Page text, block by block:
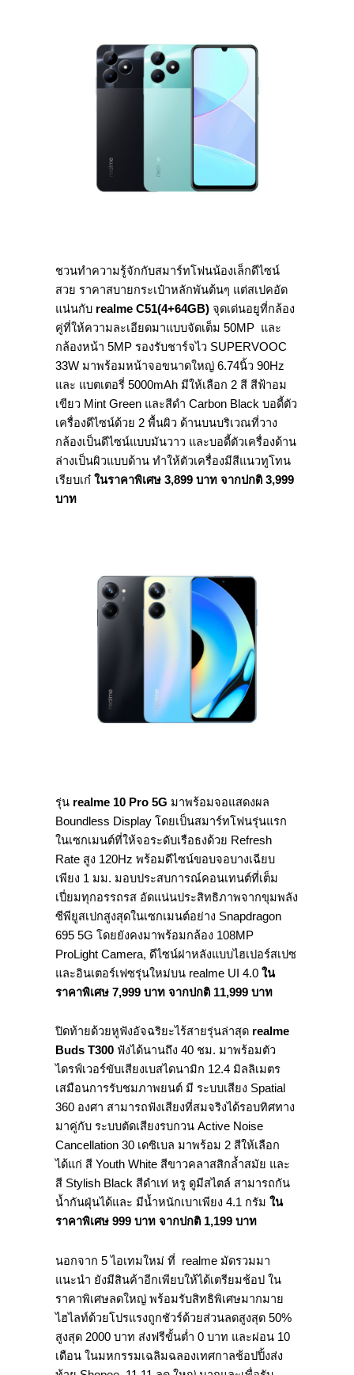
ชวนทำความรู้จักกับสมาร์ทโฟนน้องเล็กดีไซน์
สวย ราคาสบายกระเป๋าหลักพันต้นๆ แต่สเปคอัด
แน่นกับ realme C51(4+64GB) จุดเด่นอยูที่กล้อง
คู่ที่ให้ความละเอียดมาแบบจัดเต็ม 50MP และ
กล้องหน้า 5MP รองรับชาร์จไว SUPERVOOC
33W มาพร้อมหน้าจอขนาดใหญ่ 6.74นิ้ว 90Hz
และ แบตเตอรี่ 5000mAh มีให้เลือก 2 สี สีฟ้าอม
เขียว Mint Green และสีดำ Carbon Black บอดี้ตัว
เครื่องดีไซน์ด้วย 2 พื้นผิว ด้านบนบริเวณที่วาง
กล้องเป็นดีไซน์แบบมันวาว และบอดี้ตัวเครื่องด้าน
ล่างเป็นผิวแบบด้าน ทำให้ตัวเครื่องมีสีแนวทูโทน
เรียบเก๋ ในราคาพิเศษ 3,899 บาท จากปกติ 3,999
บาท
รุ่น realme 10 Pro 5G มาพร้อมจอแสดงผล
Boundless Display โดยเป็นสมาร์ทโฟนรุ่นแรก
ในเซกเมนต์ที่ให้จอระดับเรือธงด้วย Refresh
Rate สูง 120Hz พร้อมดีไซน์ขอบจอบางเฉียบ
เพียง 1 มม. มอบประสบการณ์คอนเทนต์ที่เต็ม
เปี่ยมทุกอรรถรส อัดแน่นประสิทธิภาพจากขุมพลัง
ซีพียูสเปกสูงสุดในเซกเมนต์อย่าง Snapdragon
695 5G โดยยังคงมาพร้อมกล้อง 108MP
ProLight Camera, ดีไซน์ฝาหลังแบบไฮเปอร์สเปซ
และอินเตอร์เฟซรุ่นใหม่บน realme UI 4.0 ใน
ราคาพิเศษ 7,999 บาท จากปกติ 11,999 บาท
ปิดท้ายด้วยหูฟังอัจฉริยะไร้สายรุ่นล่าสุด realme
Buds T300 ฟังได้นานถึง 40 ชม. มาพร้อมตัว
ไดรฟ์เวอร์ขับเสียงเบสไดนามิก 12.4 มิลลิเมตร
เสมือนการรับชมภาพยนต์ มี ระบบเสียง Spatial
360 องศา สามารถฟังเสียงที่สมจริงได้รอบทิศทาง
มาคู่กับ ระบบตัดเสียงรบกวน Active Noise
Cancellation 30 เดซิเบล มาพร้อม 2 สีให้เลือก
ได้แก่ สี Youth White สีขาวคลาสสิกล้ำสมัย และ
สี Stylish Black สีดำเท่ หรู ดูมีสไตล์ สามารถกัน
น้ำกันฝุ่นได้และ มีน้ำหนักเบาเพียง 4.1 กรัม ใน
ราคาพิเศษ 999 บาท จากปกติ 1,199 บาท
นอกจาก 5 ไอเทมใหม่ ที่ realme มัดรวมมา
แนะนำ ยังมีสินค้าอีกเพียบให้ได้เตรียมช้อป ใน
ราคาพิเศษลดใหญ่ พร้อมรับสิทธิพิเศษมากมาย
ไฮไลท์ด้วยโปรแรงถูกชัวร์ด้วยส่วนลดสูงสุด 50%
สูงสุด 2000 บาท ส่งฟรีขั้นต่ำ 0 บาท และผ่อน 10
เดือน ในมหกรรมเฉลิมฉลองเทศกาลช้อปปิ้งส่ง